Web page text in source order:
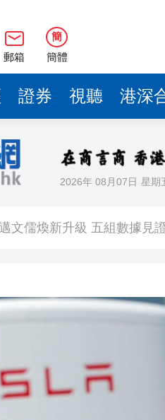
郵箱
簡
簡體
證券 視聽 港深
2026年 08月07日 星期
南儋州以舊換新帶動消費約
西校園閱讀活動解鎖閱讀新
交部回應特朗普委內瑞拉
尖專家共話時代命題
省屬國企去年合計營收
三地漢樂藝術家齊聚深圳，
交部回應特朗普委內瑞拉